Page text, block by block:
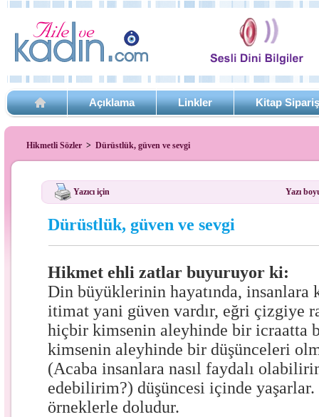
Açıklama Linkler Kitap
Hikmetli Sözler > Dürüstlük, güven ve sevgi
Yazıcı için Yazı
Dürüstlük, güven ve sevgi
Hikmet ehli zatlar buyuruyor ki:
Din büyüklerinin hayatında, insanlara
itimat yani güven vardır, eğri çizgiye
hiçbir kimsenin aleyhinde bir icraatta
kimsenin aleyhinde bir düşünceleri
(Acaba insanlara nasıl faydalı
edebilirim?) düşüncesi içinde
örneklerle doludur.